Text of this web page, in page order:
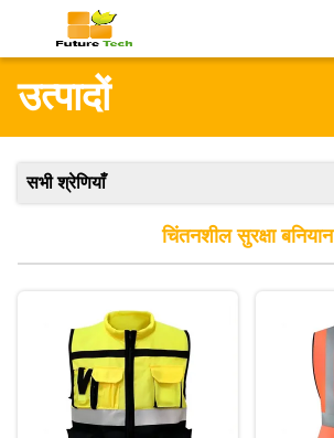
उत्पादों
सभी श्रेणियाँ
चिंतनशील सुरक्षा बनियान